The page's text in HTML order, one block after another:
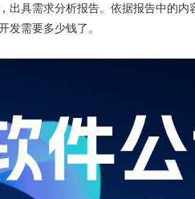
出具需求分析报告。依据报告中的内
发需要多少钱了。